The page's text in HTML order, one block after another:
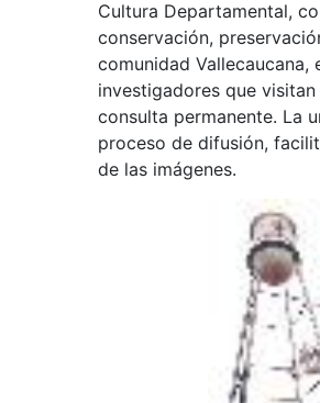
Cultura Departamental,
conservación,
comunidad Vallecaucana,
investigadores que
consulta permanente. La
proceso de difusión,
de las imágenes.